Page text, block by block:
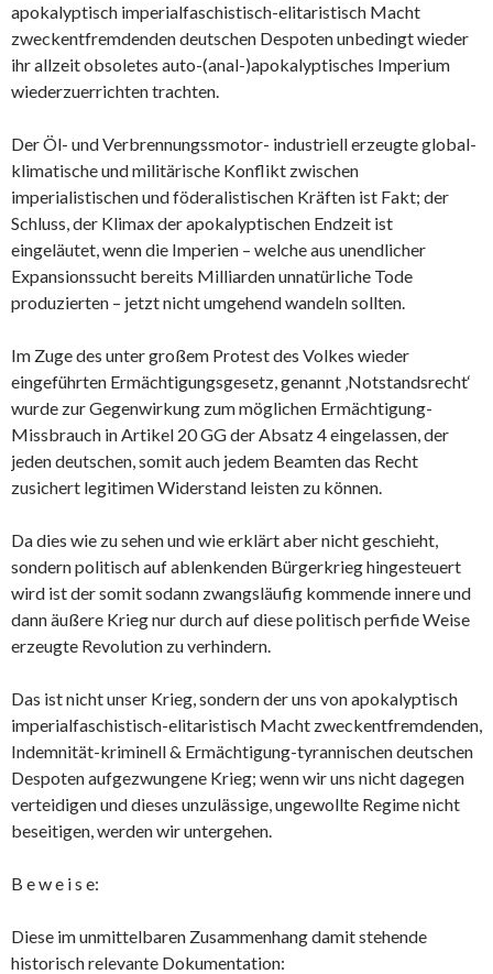
apokalyptisch imperialfaschistisch-elitaristisch Macht
zweckentfremdenden deutschen Despoten unbedingt wieder
ihr allzeit obsoletes auto-(anal-)apokalyptisches Imperium
wiederzuerrichten trachten.
Der Öl- und Verbrennungssmotor- industriell erzeugte global-
klimatische und militärische Konflikt zwischen
imperialistischen und föderalistischen Kräften ist Fakt; der
Schluss, der Klimax der apokalyptischen Endzeit ist
eingeläutet, wenn die Imperien – welche aus unendlicher
Expansionssucht bereits Milliarden unnatürliche Tode
produzierten – jetzt nicht umgehend wandeln sollten.
Im Zuge des unter großem Protest des Volkes wieder
eingeführten Ermächtigungsgesetz, genannt ‚Notstandsrecht‘
wurde zur Gegenwirkung zum möglichen Ermächtigung-
Missbrauch in Artikel 20 GG der Absatz 4 eingelassen, der
jeden deutschen, somit auch jedem Beamten das Recht
zusichert legitimen Widerstand leisten zu können.
Da dies wie zu sehen und wie erklärt aber nicht geschieht,
sondern politisch auf ablenkenden Bürgerkrieg hingesteuert
wird ist der somit sodann zwangsläufig kommende innere und
dann äußere Krieg nur durch auf diese politisch perfide Weise
erzeugte Revolution zu verhindern.
Das ist nicht unser Krieg, sondern der uns von apokalyptisch
imperialfaschistisch-elitaristisch Macht zweckentfremdenden,
Indemnität-kriminell & Ermächtigung-tyrannischen deutschen
Despoten aufgezwungene Krieg; wenn wir uns nicht dagegen
verteidigen und dieses unzulässige, ungewollte Regime nicht
beseitigen, werden wir untergehen.
B e w e i s e:
Diese im unmittelbaren Zusammenhang damit stehende
historisch relevante Dokumentation: